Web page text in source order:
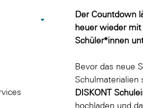
Der Countdown
heuer wieder
Schüler*innen
Bevor das neue
DISKONT
hochladen und